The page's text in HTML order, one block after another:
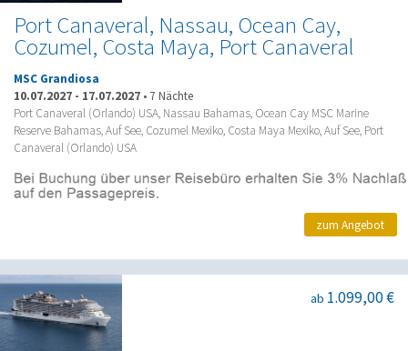
Port Canaveral, Nassau, Ocean Cay,
Cozumel, Costa Maya, Port Canaveral
MSC Grandiosa
10.07.2027 - 17.07.2027 • 7 Nächte
Port Canaveral (Orlando) USA, Nassau Bahamas, Ocean Cay MSC Marine
Reserve Bahamas, Auf See, Cozumel Mexiko, Costa Maya Mexiko, Auf See, Port
Canaveral (Orlando) USA
zum Angebot
ab 1.099,00 €